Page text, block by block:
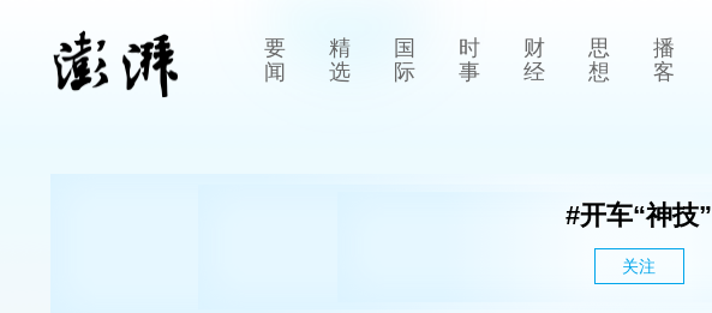
要
闻
精
选
国
际
时
事
财
经
思
想
播
客
#开车“神技”
关注